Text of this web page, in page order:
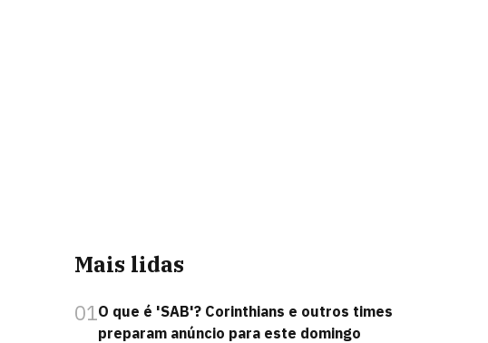
Mais lidas
01O que é 'SAB'? Corinthians e outros times
preparam anúncio para este domingo